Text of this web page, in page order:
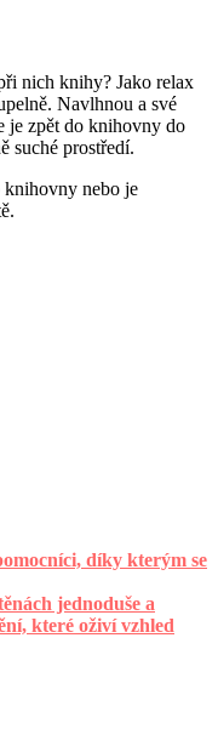
nich knihy? Jako relax
Navlhnou a své
je zpět do knihovny do
suché prostředí.
nebo je
díky kterým se
jednoduše a
které oživí vzhled